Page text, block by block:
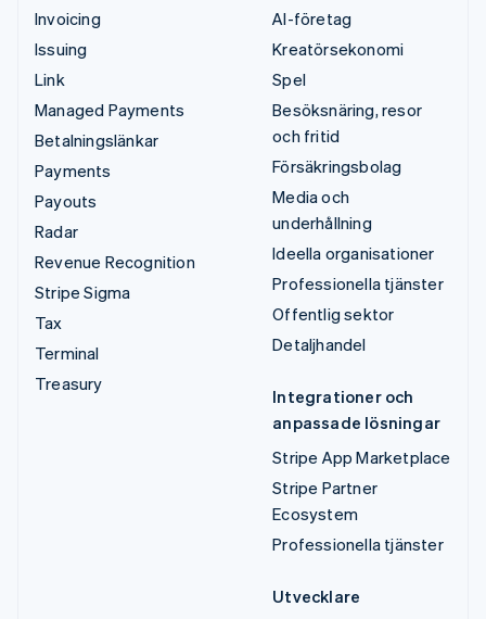
Invoicing
Issuing
Link
Managed Payments
Betalningslänkar
Payments
Payouts
Radar
Revenue Recognition
Stripe Sigma
Tax
Terminal
Treasury
AI-företag
Kreatörsekonomi
Spel
Besöksnäring, resor
och fritid
Försäkringsbolag
Media och
underhållning
Ideella organisationer
Professionella tjänster
Offentlig sektor
Detaljhandel
Integrationer och
anpassade lösningar
Stripe App Marketplace
Stripe Partner
Ecosystem
Professionella tjänster
Utvecklare